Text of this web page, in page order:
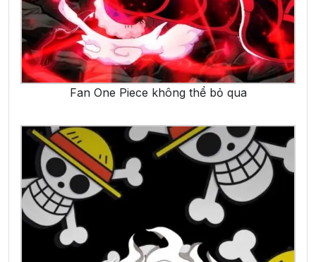
Fan One Piece không thể bỏ qua